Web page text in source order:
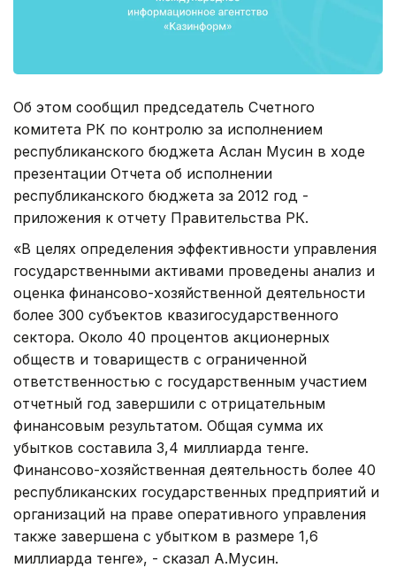
Об этом сообщил председатель Счетного
комитета РК по контролю за исполнением
республиканского бюджета Аслан Мусин в ходе
презентации Отчета об исполнении
республиканского бюджета за 2012 год -
приложения к отчету Правительства РК.
«В целях определения эффективности управления
государственными активами проведены анализ и
оценка финансово-хозяйственной деятельности
более 300 субъектов квазигосударственного
сектора. Около 40 процентов акционерных
обществ и товариществ с ограниченной
ответственностью с государственным участием
отчетный год завершили с отрицательным
финансовым результатом. Общая сумма их
убытков составила 3,4 миллиарда тенге.
Финансово-хозяйственная деятельность более 40
республиканских государственных предприятий и
организаций на праве оперативного управления
также завершена с убытком в размере 1,6
миллиарда тенге», - сказал А.Мусин.